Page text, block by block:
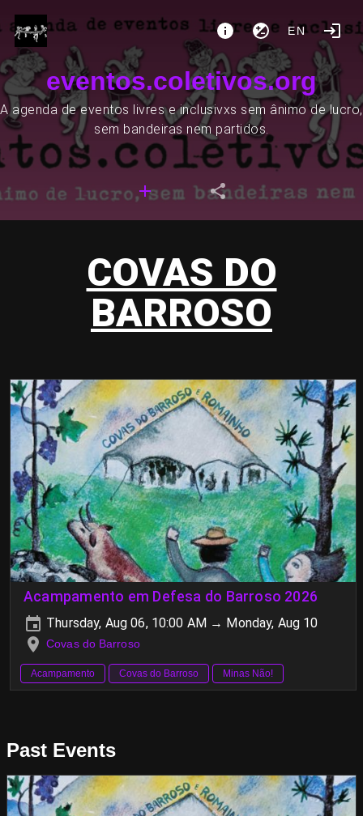
EN
eventos.coletivos.org
A agenda de eventos livres e inclusivxs sem ânimo de lucro,
sem bandeiras nem partidos.
COVAS DO
BARROSO
Acampamento em Defesa do Barroso 2026
Thursday, Aug 06, 10:00 AM → Monday, Aug 10
Covas do Barroso
Acampamento Covas do Barroso Minas Não!
Past Events